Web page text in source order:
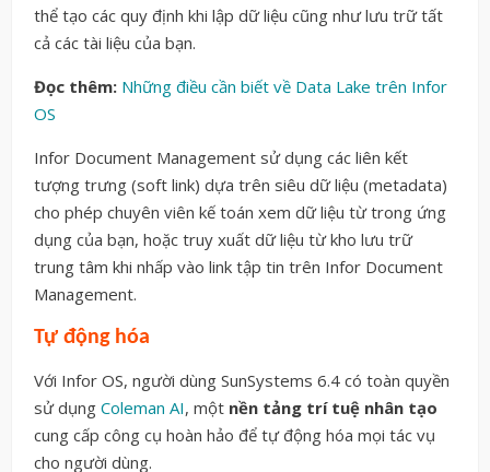
thể tạo các quy định khi lập dữ liệu cũng như lưu trữ tất
cả các tài liệu của bạn.
Đọc thêm: Những điều cần biết về Data Lake trên Infor
OS
Infor Document Management sử dụng các liên kết
tượng trưng (soft link) dựa trên siêu dữ liệu (metadata)
cho phép chuyên viên kế toán xem dữ liệu từ trong ứng
dụng của bạn, hoặc truy xuất dữ liệu từ kho lưu trữ
trung tâm khi nhấp vào link tập tin trên Infor Document
Management.
Tự động hóa
Với Infor OS, người dùng SunSystems 6.4 có toàn quyền
sử dụng Coleman AI, một nền tảng trí tuệ nhân tạo
cung cấp công cụ hoàn hảo để tự động hóa mọi tác vụ
cho người dùng.